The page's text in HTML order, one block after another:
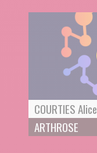
COURTIES Alice
ARTHROSE